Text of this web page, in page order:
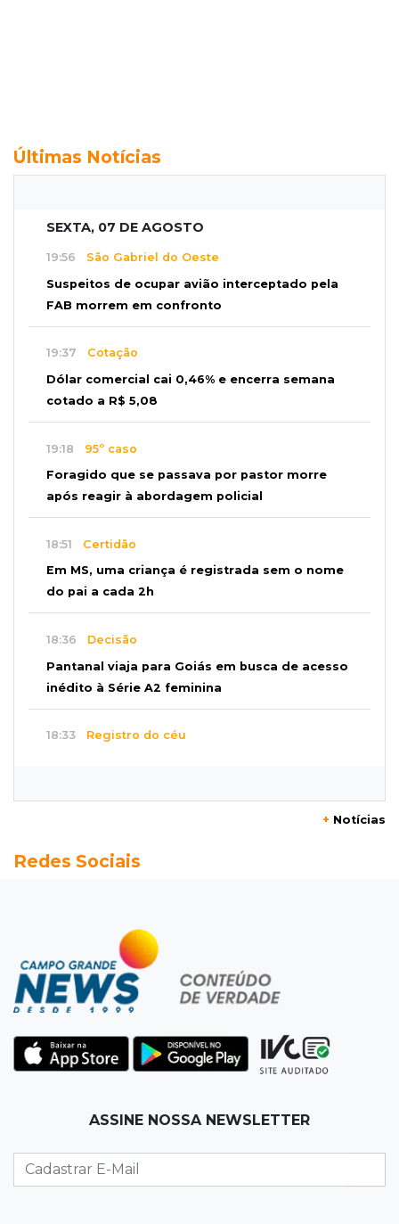
Últimas Notícias
SEXTA, 07 DE AGOSTO
19:56 São Gabriel do Oeste
Suspeitos de ocupar avião interceptado pela
FAB morrem em confronto
19:37 Cotação
Dólar comercial cai 0,46% e encerra semana
cotado a R$ 5,08
19:18 95º caso
Foragido que se passava por pastor morre
após reagir à abordagem policial
18:51 Certidão
Em MS, uma criança é registrada sem o nome
do pai a cada 2h
18:36 Decisão
Pantanal viaja para Goiás em busca de acesso
inédito à Série A2 feminina
18:33 Registro do céu
Alerta em celulares mobiliza buscas por bebê
Pantanal reduz desmatamento em 65% e
Cerrado tem queda de 11,5%
17:45 Em Corumbá
banho de sol e leva socos de detento
Vídeo mostra jovem sendo executado com
+ Notícias
Redes Sociais
ASSINE NOSSA NEWSLETTER